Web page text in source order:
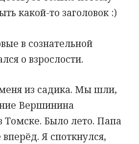
какой-то заголовок :)
в сознательной
о взрослости.
из садика. Мы шли,
Вершинина
Томске. Было лето. Папа
Я споткнулся,